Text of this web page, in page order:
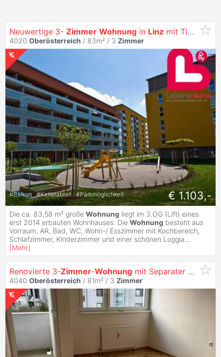
Neuwertige 3- Zimmer Wohnung in Linz mit Tiefgarage
4020 Oberösterreich / 83m² / 3 Zimmer
#Balkon #Kellerabteil #Parkmöglichkeit € 1.103,-
Die ca. 83,58 m² große Wohnung liegt im 3.OG (Lift) eines
erst 2014 erbauten Wohnhauses. Die Wohnung besteht aus
Vorraum, AR, Bad, WC, Wohn-/ Esszimmer mit Kochbereich,
Schlafzimmer, Kinderzimmer und einer schönen Loggia...
[Mehr]
Renovierte 3-Zimmer-Wohnung mit Separater Küche und Zwei Loggien
4040 Oberösterreich / 81m² / 3 Zimmer